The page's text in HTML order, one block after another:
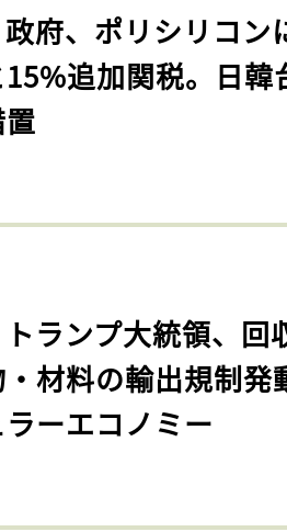
政府、ポリシリコン
追加関税。日韓
トランプ大統領、回
材料の輸出規制発
ーエコノミー